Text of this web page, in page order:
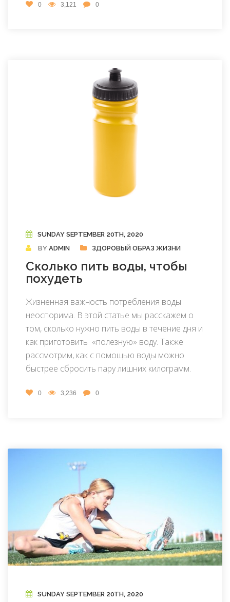
0 3,121 0
SUNDAY SEPTEMBER 20TH, 2020
BY ADMIN ЗДОРОВЫЙ ОБРАЗ ЖИЗНИ
Сколько пить воды, чтобы
похудеть
Жизненная важность потребления воды
неоспорима. В этой статье мы расскажем о
том, сколько нужно пить воды в течение дня и
как приготовить «полезную» воду. Также
рассмотрим, как с помощью воды можно
быстрее сбросить пару лишних килограмм.
0 3,236 0
SUNDAY SEPTEMBER 20TH, 2020